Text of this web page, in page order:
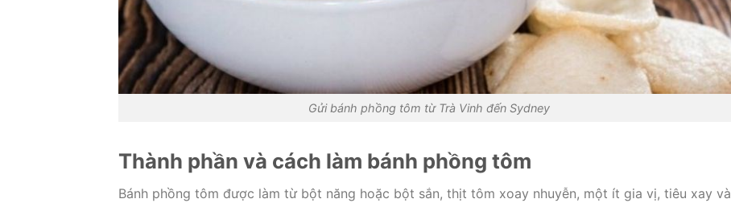
Gửi bánh phồng tôm từ Trà Vinh đến Sydney
Thành phần và cách làm bánh phồng tôm
Bánh phồng tôm được làm từ bột năng hoặc bột sắn, thịt tôm xoay nhuyễn, một ít gia vị, tiêu xay và